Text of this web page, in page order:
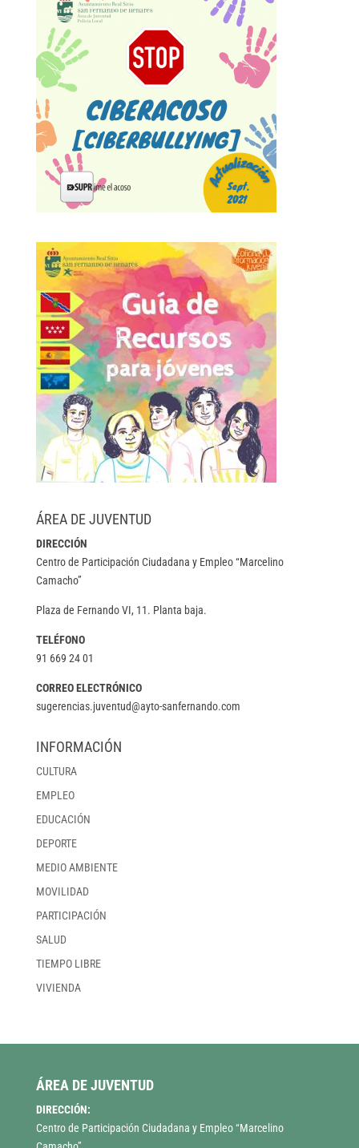
ÁREA DE JUVENTUD
DIRECCIÓN
Centro de Participación Ciudadana y Empleo “Marcelino
Camacho”
Plaza de Fernando VI, 11. Planta baja.
TELÉFONO
91 669 24 01
CORREO ELECTRÓNICO
sugerencias.juventud@ayto-sanfernando.com
INFORMACIÓN
CULTURA
EMPLEO
EDUCACIÓN
DEPORTE
MEDIO AMBIENTE
MOVILIDAD
PARTICIPACIÓN
SALUD
TIEMPO LIBRE
VIVIENDA
ÁREA DE JUVENTUD
DIRECCIÓN:
Centro de Participación Ciudadana y Empleo “Marcelino